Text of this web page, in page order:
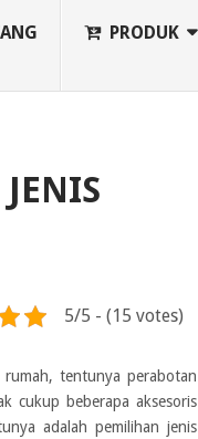
PRODUK
5/5 - (15 votes)
rumah, tentunya perabotan
cukup beberapa aksesoris
adalah pemilihan jenis